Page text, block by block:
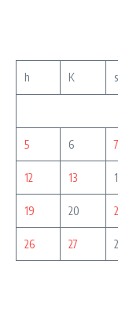
h K s
5 6 7
12 13
19 20
26 27